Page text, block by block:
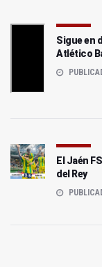
Sigue en
Atlético
El Jaén
del Rey